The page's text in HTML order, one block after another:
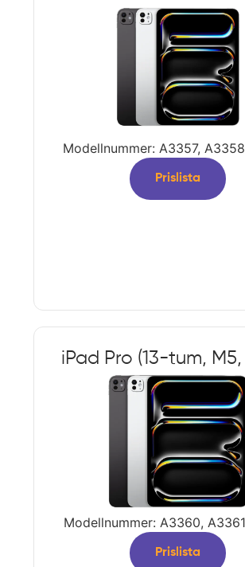
Modellnummer: A3357,
Prislista
iPad Pro (13-tum,
Modellnummer: A3360,
Prislista